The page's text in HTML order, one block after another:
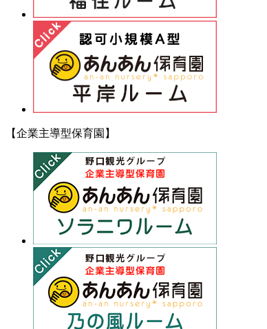
【企業主導型保育園】